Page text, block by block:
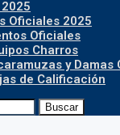
Oficiales 2025
Oficiales
Charros
y Damas
de Calificación
Buscar